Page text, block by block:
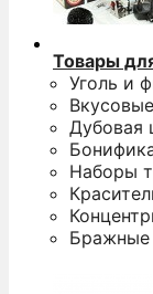
Товары
Уголь и
Дубовая
Наборы
Бражные